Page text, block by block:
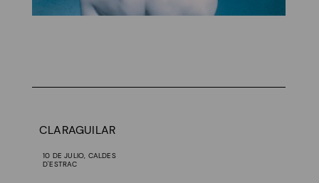
CLARAGUILAR
10 DE JULIO, CALDES
D'ESTRAC